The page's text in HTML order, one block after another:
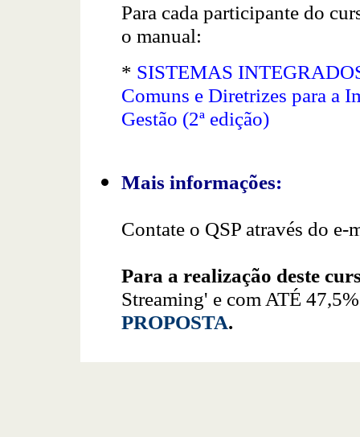
Para cada participante do
o manual:
* SISTEMAS
Comuns e Diretrizes para a
Gestão (2ª edição)
Mais informações:
Contate o QSP através do
Para a realização deste
Streaming' e com ATÉ
PROPOSTA.